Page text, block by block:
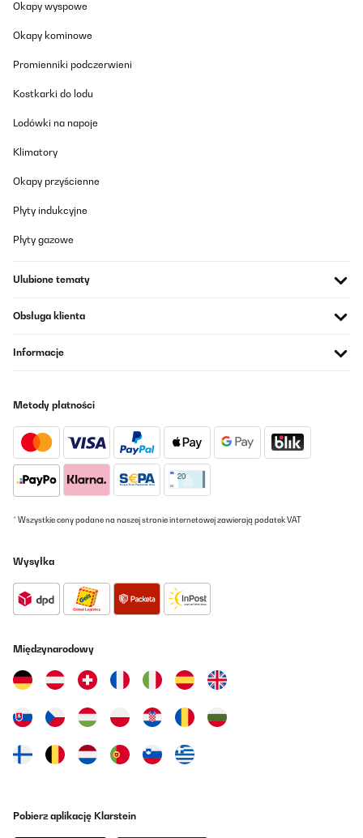
Okapy wyspowe
Okapy kominowe
Promienniki podczerwieni
Kostkarki do lodu
Lodówki na napoje
Klimatory
Okapy przyścienne
Płyty indukcyjne
Płyty gazowe
Ulubione tematy
Obsługa klienta
Informacje
Metody płatności
* Wszystkie ceny podane na naszej stronie internetowej zawierają podatek VAT
Wysyłka
Międzynarodowy
Pobierz aplikację Klarstein